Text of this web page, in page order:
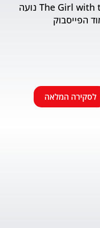
The Girl with the Book נועה
הפייסבוק
לסקירה המלאה